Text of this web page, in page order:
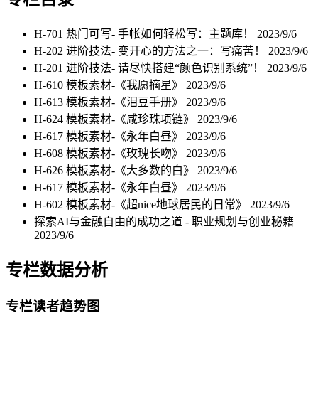
H-701 热门可写- 手帐如何轻松写：主题库！ 2023/9/6
H-202 进阶技法- 变开心的方法之一：写痛苦！ 2023/9/6
H-201 进阶技法- 请尽快搭建“颜色识别系统”！ 2023/9/6
H-610 模板素材-《我愿摘星》 2023/9/6
H-613 模板素材-《泪豆手册》 2023/9/6
H-624 模板素材-《咸珍珠项链》 2023/9/6
H-617 模板素材-《永年白昼》 2023/9/6
H-608 模板素材-《玫瑰长吻》 2023/9/6
H-626 模板素材-《大多数的白》 2023/9/6
H-617 模板素材-《永年白昼》 2023/9/6
H-602 模板素材-《超nice地球居民的日常》 2023/9/6
探索AI与金融自由的成功之道 - 职业规划与创业秘籍
2023/9/6
专栏数据分析
专栏读者趋势图